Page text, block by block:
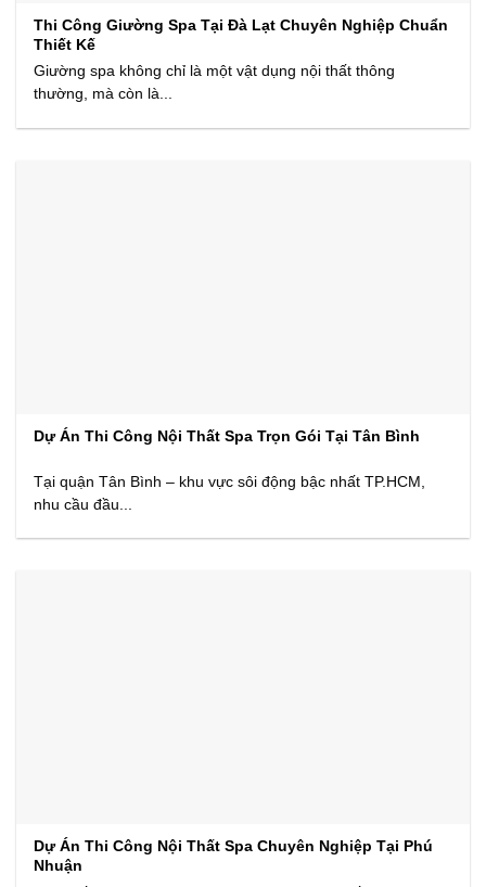
Thi Công Giường Spa Tại Đà Lạt Chuyên Nghiệp Chuẩn
Thiết Kế
Giường spa không chỉ là một vật dụng nội thất thông
thường, mà còn là...
Dự Án Thi Công Nội Thất Spa Trọn Gói Tại Tân Bình
Tại quận Tân Bình – khu vực sôi động bậc nhất TP.HCM,
nhu cầu đầu...
Dự Án Thi Công Nội Thất Spa Chuyên Nghiệp Tại Phú
Nhuận